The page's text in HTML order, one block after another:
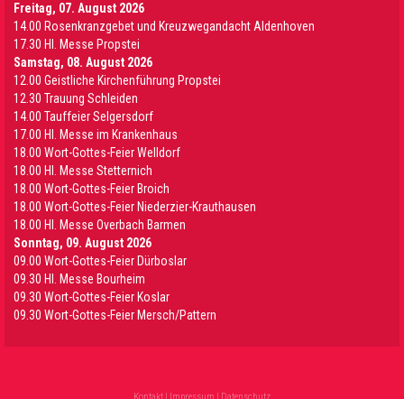
Freitag, 07. August 2026
14.00 Rosenkranzgebet und Kreuzwegandacht Aldenhoven
17.30 Hl. Messe Propstei
Samstag, 08. August 2026
12.00 Geistliche Kirchenführung Propstei
12.30 Trauung Schleiden
14.00 Tauffeier Selgersdorf
17.00 Hl. Messe im Krankenhaus
18.00 Wort-Gottes-Feier Welldorf
18.00 Hl. Messe Stetternich
18.00 Wort-Gottes-Feier Broich
18.00 Wort-Gottes-Feier Niederzier-Krauthausen
18.00 Hl. Messe Overbach Barmen
Sonntag, 09. August 2026
09.00 Wort-Gottes-Feier Dürboslar
09.30 HI. Messe Bourheim
09.30 Wort-Gottes-Feier Koslar
09.30 Wort-Gottes-Feier Mersch/Pattern